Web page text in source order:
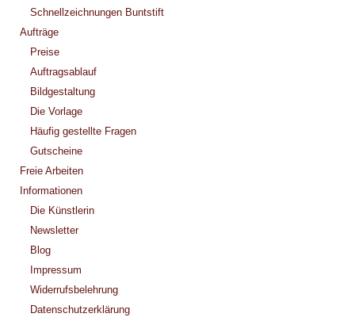
Schnellzeichnungen Buntstift
Aufträge
Preise
Auftragsablauf
Bildgestaltung
Die Vorlage
Häufig gestellte Fragen
Gutscheine
Freie Arbeiten
Informationen
Die Künstlerin
Newsletter
Blog
Impressum
Widerrufsbelehrung
Datenschutzerklärung